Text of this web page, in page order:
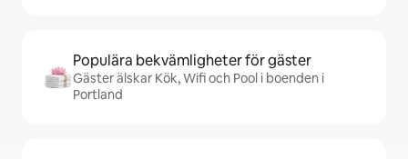
Populära bekvämligheter för gäster
Gäster älskar Kök, Wifi och Pool i boenden i
Portland